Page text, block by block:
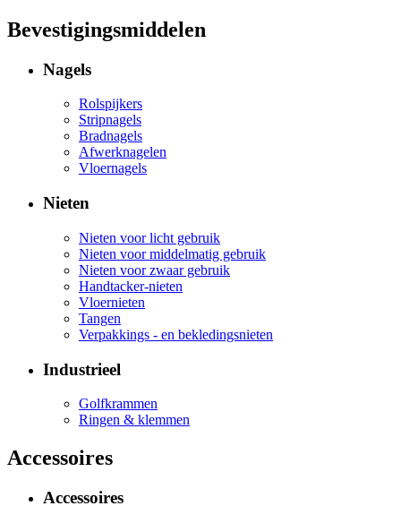
Bevestigingsmiddelen
Nagels
Rolspijkers
Stripnagels
Bradnagels
Afwerknagelen
Vloernagels
Nieten
Nieten voor licht gebruik
Nieten voor middelmatig gebruik
Nieten voor zwaar gebruik
Handtacker-nieten
Vloernieten
Tangen
Verpakkings - en bekledingsnieten
Industrieel
Golfkrammen
Ringen & klemmen
Accessoires
Accessoires